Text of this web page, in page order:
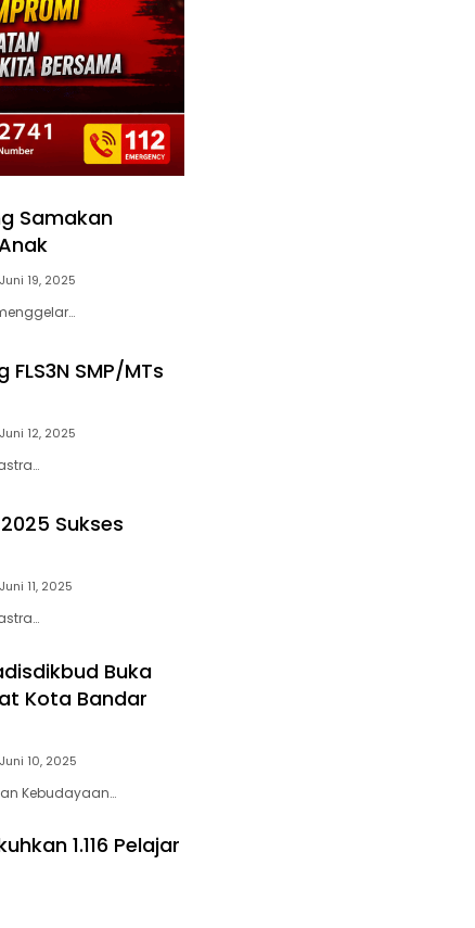
Samakan
Juni 19, 2025
SMP/MTs
Juni 12, 2025
Sukses
Juni 11, 2025
Buka
Kota Bandar
Juni 10, 2025
Kebudayaan…
1.116 Pelajar